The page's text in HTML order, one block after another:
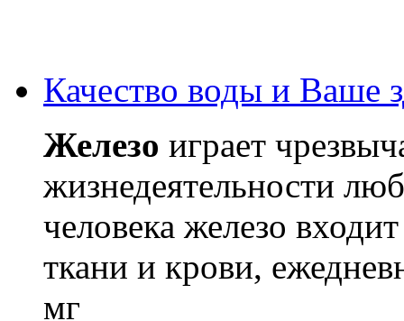
Качество воды и Ваше
Железо играет
жизнедеятельности
человека железо
ткани и крови,
мг